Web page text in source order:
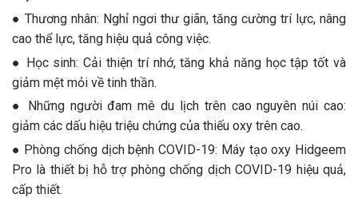
● Thương nhân: Nghỉ ngơi thư giãn, tăng cường trí lực, nâng
cao thể lực, tăng hiệu quả công việc.
● Học sinh: Cải thiện trí nhớ, tăng khả năng học tập tốt và
giảm mệt mỏi về tinh thần.
● Những người đam mê du lịch trên cao nguyên núi cao:
giảm các dấu hiệu triệu chứng của thiếu oxy trên cao.
● Phòng chống dịch bệnh COVID-19: Máy tạo oxy Hidgeem
Pro là thiết bị hỗ trợ phòng chống dịch COVID-19 hiệu quả,
cấp thiết.